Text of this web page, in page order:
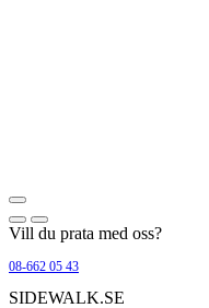
Vill du prata med oss?
08-662 05 43
SIDEWALK.SE